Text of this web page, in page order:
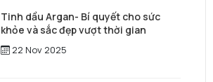
Tinh dầu Argan- Bí quyết cho sức
khỏe và sắc đẹp vượt thời gian
22 Nov 2025